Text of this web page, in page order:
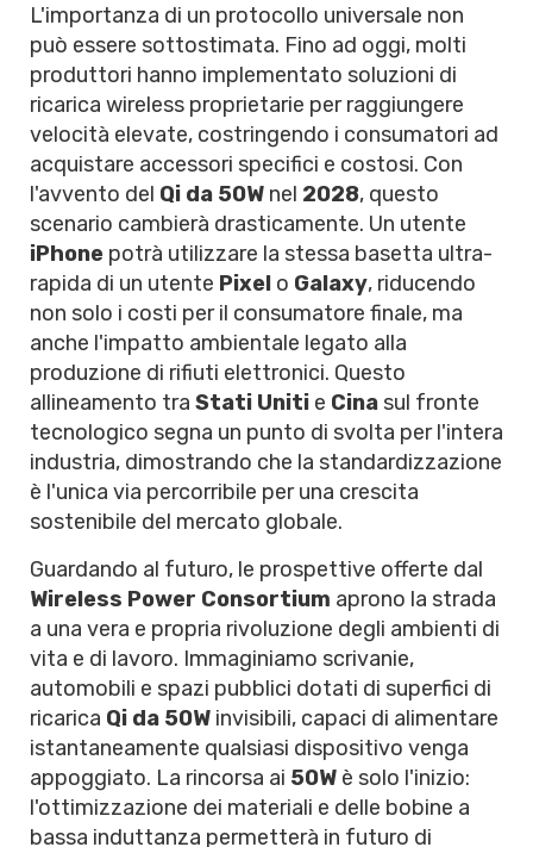
L'importanza di un protocollo universale non
può essere sottostimata. Fino ad oggi, molti
produttori hanno implementato soluzioni di
ricarica wireless proprietarie per raggiungere
velocità elevate, costringendo i consumatori ad
acquistare accessori specifici e costosi. Con
l'avvento del Qi da 50W nel 2028, questo
scenario cambierà drasticamente. Un utente
iPhone potrà utilizzare la stessa basetta ultra-
rapida di un utente Pixel o Galaxy, riducendo
non solo i costi per il consumatore finale, ma
anche l'impatto ambientale legato alla
produzione di rifiuti elettronici. Questo
allineamento tra Stati Uniti e Cina sul fronte
tecnologico segna un punto di svolta per l'intera
industria, dimostrando che la standardizzazione
è l'unica via percorribile per una crescita
sostenibile del mercato globale.
Guardando al futuro, le prospettive offerte dal
Wireless Power Consortium aprono la strada
a una vera e propria rivoluzione degli ambienti di
vita e di lavoro. Immaginiamo scrivanie,
automobili e spazi pubblici dotati di superfici di
ricarica Qi da 50W invisibili, capaci di alimentare
istantaneamente qualsiasi dispositivo venga
appoggiato. La rincorsa ai 50W è solo l'inizio:
l'ottimizzazione dei materiali e delle bobine a
bassa induttanza permetterà in futuro di